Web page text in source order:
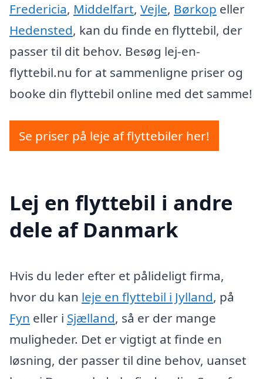
Fredericia, Middelfart, Vejle, Børkop eller
Hedensted, kan du finde en flyttebil, der
passer til dit behov. Besøg lej-en-
flyttebil.nu for at sammenligne priser og
booke din flyttebil online med det samme!
Se priser på leje af flyttebiler her!
Lej en flyttebil i andre
dele af Danmark
Hvis du leder efter et pålideligt firma,
hvor du kan leje en flyttebil i Jylland, på
Fyn eller i Sjælland, så er der mange
muligheder. Det er vigtigt at finde en
løsning, der passer til dine behov, uanset